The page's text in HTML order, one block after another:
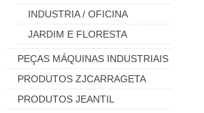
INDUSTRIA / OFICINA
JARDIM E FLORESTA
PEÇAS MÁQUINAS INDUSTRIAIS
PRODUTOS ZJCARRAGETA
PRODUTOS JEANTIL